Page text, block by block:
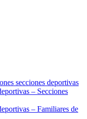
secciones deportivas
– Secciones
– Familiares de